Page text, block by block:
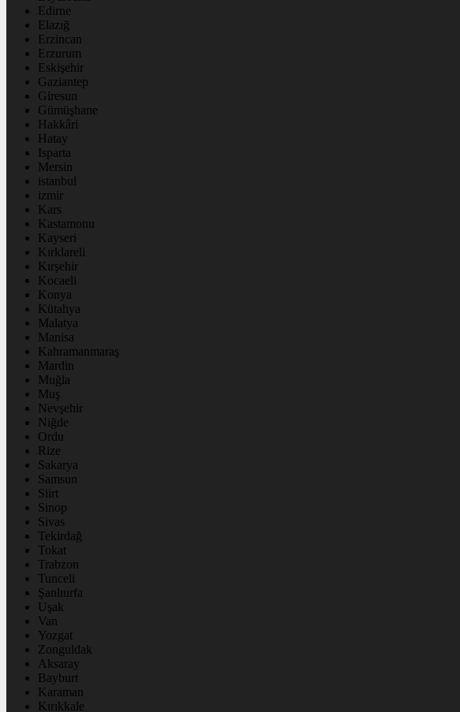
Edirne
Elazığ
Erzincan
Erzurum
Eskişehir
Gaziantep
Giresun
Gümüşhane
Hakkâri
Hatay
Isparta
Mersin
istanbul
izmir
Kars
Kastamonu
Kayseri
Kırklareli
Kırşehir
Kocaeli
Konya
Kütahya
Malatya
Manisa
Kahramanmaraş
Mardin
Muğla
Muş
Nevşehir
Niğde
Ordu
Rize
Sakarya
Samsun
Siirt
Sinop
Sivas
Tekirdağ
Tokat
Trabzon
Tunceli
Şanlıurfa
Uşak
Van
Yozgat
Zonguldak
Aksaray
Bayburt
Karaman
Kırıkkale